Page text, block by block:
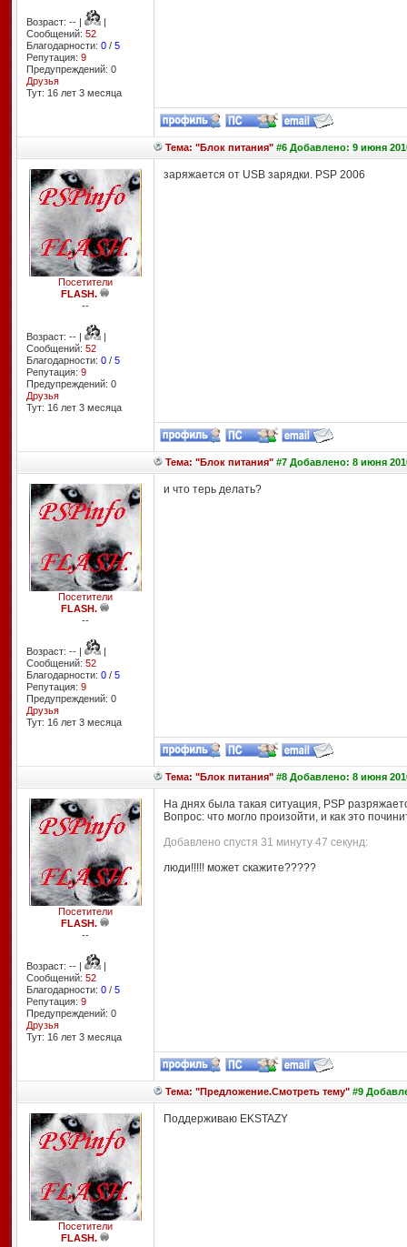
Возраст: -- |
|
Сообщений: 52
Благодарности: 0/ 5
Репутация: 9
Предупреждений: 0
Друзья
Тут: 16 лет 3 месяцa
Тема: "Блок питания"#6 Добавлено: 9 июня
Посетители
FLASH.
--
Возраст: -- |
|
Сообщений: 52
Благодарности: 0/ 5
Репутация: 9
Предупреждений: 0
Друзья
Тут: 16 лет 3 месяцa
заряжается от USB зарядки. PSP 2006
Тема: "Блок питания"#7 Добавлено: 8 июня
Посетители
FLASH.
--
Возраст: -- |
|
Сообщений: 52
Благодарности: 0/ 5
Репутация: 9
Предупреждений: 0
Друзья
Тут: 16 лет 3 месяцa
и что терь делать?
Тема: "Блок питания"#8 Добавлено: 8 июня
Посетители
FLASH.
--
Возраст: -- |
|
Сообщений: 52
Благодарности: 0/ 5
Репутация: 9
Предупреждений: 0
Друзья
Тут: 16 лет 3 месяцa
На днях была такая ситуация, PSP
Вопрос: что могло произойти, и как это
Добавлено спустя 31 минуту 47 секунд:
люди!!!!! может скажите?????
Тема: "Предложение.Смотреть тему"#9
Посетители
FLASH.
Поддерживаю EKSTAZY